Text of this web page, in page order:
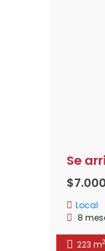
Se
Local
8
223 m2